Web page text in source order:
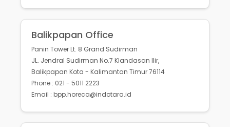
Balikpapan Office
Panin Tower Lt. 8 Grand Sudirman
JL. Jendral Sudirman No.7 Klandasan Ilir,
Balikpapan Kota - Kalimantan Timur 76114
Phone : 021 - 5011 2223
Email : bpp.horeca@indotara.id